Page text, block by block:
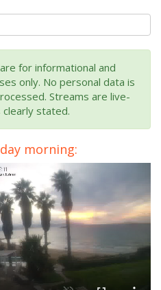
for informational and
only. No personal data is
Streams are live-
stated.
morning: